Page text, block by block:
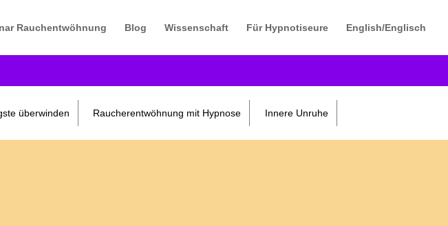
Rauchentwöhnung Blog Wissenschaft Für Hypnotiseure English/Englisch
überwinden Raucherentwöhnung mit Hypnose Innere Unruhe